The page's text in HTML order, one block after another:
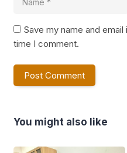
Save my name and
time I comment.
You might also like